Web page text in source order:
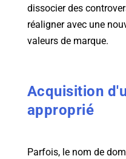
dissocier des
réaligner avec une
valeurs de marque.
Acquisition
approprié
Parfois, le nom de